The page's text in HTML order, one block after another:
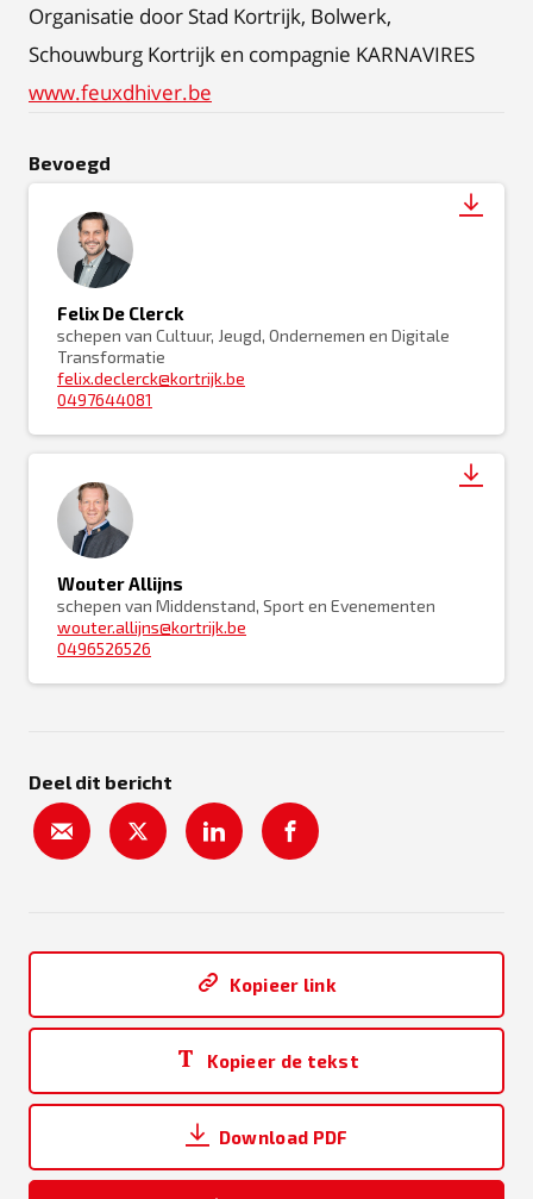
Organisatie door Stad Kortrijk, Bolwerk,
Schouwburg Kortrijk en compagnie KARNAVIRES
www.feuxdhiver.be
Bevoegd
Felix De Clerck
schepen van Cultuur, Jeugd, Ondernemen en Digitale
Transformatie
felix.declerck@kortrijk.be
0497644081
Wouter Allijns
schepen van Middenstand, Sport en Evenementen
wouter.allijns@kortrijk.be
0496526526
Deel dit bericht
Kopieer link
Kopieer de tekst
Download PDF